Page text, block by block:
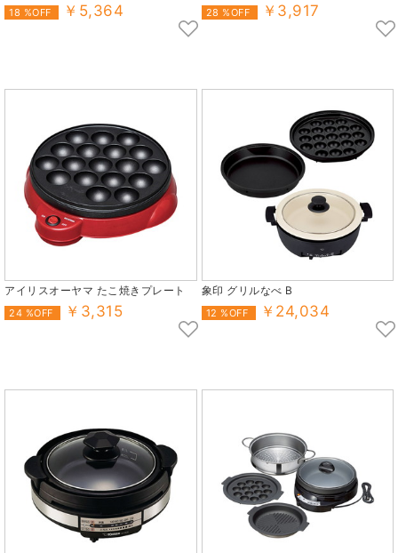
18 %OFF ￥5,364 28 %OFF ￥3,917
アイリスオーヤマ たこ焼きプレート
24 %OFF ￥3,315
象印 グリルなべ B
12 %OFF ￥24,034